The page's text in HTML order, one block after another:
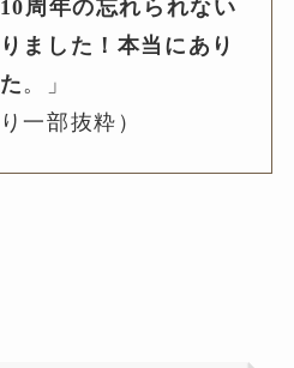
周年の忘れられない
ました！本当にあり
。」
一部抜粋）